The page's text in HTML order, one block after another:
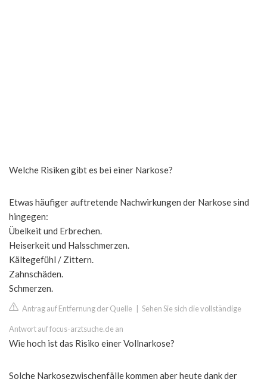
Welche Risiken gibt es bei einer Narkose?
Etwas häufiger auftretende Nachwirkungen der Narkose sind
hingegen:
Übelkeit und Erbrechen.
Heiserkeit und Halsschmerzen.
Kältegefühl / Zittern.
Zahnschäden.
Schmerzen.
Antrag auf Entfernung der Quelle Sehen Sie sich die vollständige
Antwort auf focus-arztsuche.de an
Wie hoch ist das Risiko einer Vollnarkose?
Solche Narkosezwischenfälle kommen aber heute dank der